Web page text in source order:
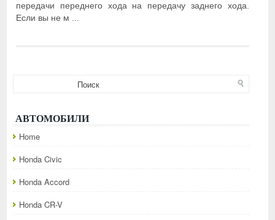
передачи переднего хода на передачу заднего хода.
Если вы не м ...
АВТОМОБИЛИ
Home
Honda Civic
Honda Accord
Honda CR-V